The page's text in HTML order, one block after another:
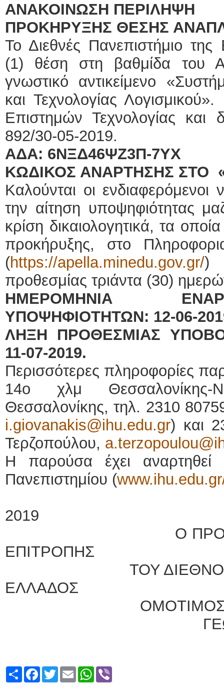
ΑΝΑΚΟΙΝΩΣΗ ΠΕΡΙΛΗΨΗ
ΠΡΟΚΗΡΥΞΗΣ ΘΕΣΗΣ
Το Διεθνές Πανεπιστήμιο
(1) θέση στη βαθμίδα του
γνωστικό αντικείμενο
και Τεχνολογίας
Επιστημών Τεχνολογίας
892/30-05-2019.
ΑΔΑ: 6ΝΞΔ46ΨΖ3Π-7ΥΧ
ΚΩΔΙΚΟΣ ΑΝΑΡΤΗΣΗΣ ΣΤΟ
Καλούνται οι
την αίτηση υποψηφιότητας
κρίση δικαιολογητικά, τα
προκήρυξης, στο
(https://apella.minedu.gov.gr/)
προθεσμίας τριάντα (30)
ΗΜΕΡΟΜΗΝΙΑ
ΥΠΟΨΗΦΙΟΤΗΤΩΝ: 12-06-
ΛΗΞΗ ΠΡΟΘΕΣΜΙΑΣ
11-07-2019.
Περισσότερες πληροφορίες
14o χλμ
Θεσσαλονίκης, τηλ. 2310
i.giovanakis@ihu.edu.gr) και
Τερζοπούλου,
Η παρούσα έχει αναρτηθεί
Πανεπιστημίου (
2019
Ο ΠΡΟΕΔΡΟΣ
ΕΠΙΤΡΟΠΗΣ
ΤΟΥ ΔΙΕΘΝΟΥΣ
ΕΛΛΑΔΟΣ
ΟΜΟΤΙΜΟΣ
ΓΕΩΡΓΙΟΣ
ShareFacebook
TwitterEmailWhatsApp